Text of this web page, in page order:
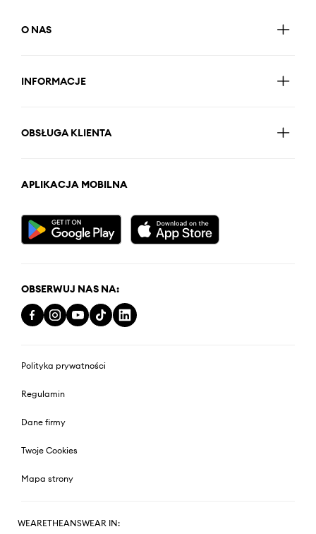
O NAS
INFORMACJE
OBSŁUGA KLIENTA
APLIKACJA MOBILNA
OBSERWUJ NAS NA:
Polityka prywatności
Regulamin
Dane firmy
Twoje Cookies
Mapa strony
WEARETHEANSWEAR IN: